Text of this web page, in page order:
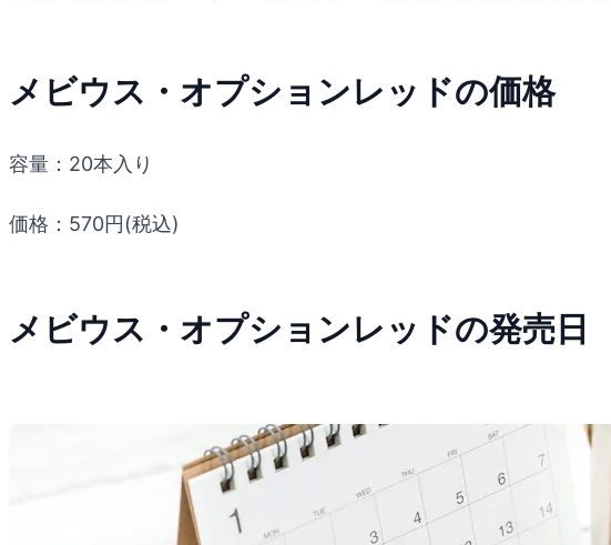
メビウス・オプションレッドの価格
容量：20本入り
価格：570円(税込)
メビウス・オプションレッドの発売日